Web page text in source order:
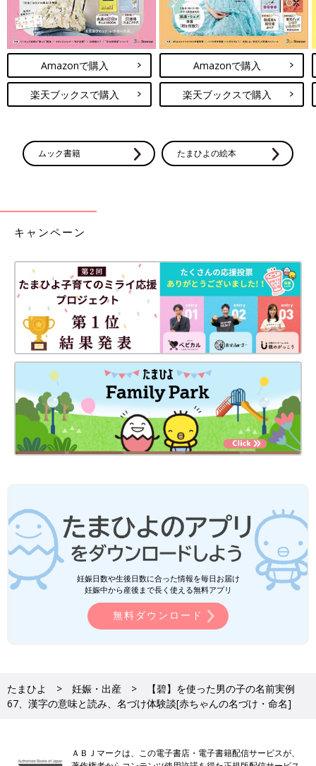
碧統（あおと)
優碧（ゆうあ)
碧陽（あおひ)
碧玖（りく)
碧思（あおし)
碧星（あおと)
碧史（あおし)
碧壱（あおい)
流碧（るい)
もあります。
※この記事には、たまひよ読者の名づけ過去例として、”当て
たまひよの名前事典
名づけの基礎知識はもちろん、「音」「画数」「漢字」「イメー
ジ」など、重視したいポイントごとに詳しく解説。さらに、豊富
な名前の実例も掲載し、名づけに必要な情報をこの一冊に凝縮し
た最新版です。
さらに、大好評の1年間使い放題の「web鑑定サービス」のログ
あなたの姓に合う運勢のよい名前を、1年間何度でも検索でき、
Amazonで購入する（送料無料）
Amazonで購入
楽天ブックスで購入
Amazonで購入
楽天ブックスで購入
ムック書籍 たまひよの絵本
キャンペーン
妊娠日数や生後日数に合った情報を毎日お届け
妊娠中から産後まで長く使える無料アプリ
無料ダウンロード
たまひよ 妊娠・出産
【碧】を使った男の子の名前実例
67、漢字の意味と読み、名づけ体験談[赤ちゃんの名づけ・命名]
ＡＢＪマークは、この電子書店・電子書籍配信サービスが、